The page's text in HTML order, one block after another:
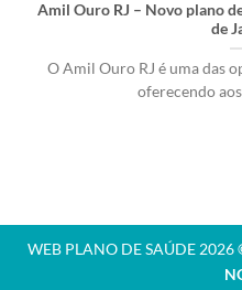
Amil Ouro RJ – Novo plano
de
O Amil Ouro RJ é uma das
oferecendo
WEB PLANO DE SAÚDE 2026